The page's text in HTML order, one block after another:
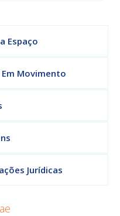
Espaço
Em Movimento
Jurídicas